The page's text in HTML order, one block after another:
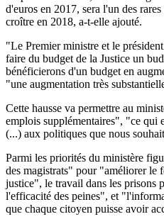
d'euros en 2017, sera l'un des
croître en 2018, a-t-elle ajouté.
"Le Premier ministre et le
faire du budget de la Justice un
bénéficierons d'un budget en
"une augmentation très
Cette hausse va permettre au
emplois supplémentaires", "ce qui
(...) aux politiques que nous
Parmi les priorités du ministère
des magistrats" pour "améliorer le
justice", le travail dans les prisons
l'efficacité des peines", et
que chaque citoyen puisse avoir